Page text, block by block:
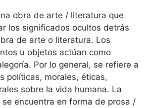
obra de arte / literatura que
los significados ocultos detrás
de arte o literatura. Los
u objetos actúan como
Por lo general, se refiere a
políticas, morales, éticas,
sobre la vida humana. La
se encuentra en forma de prosa /